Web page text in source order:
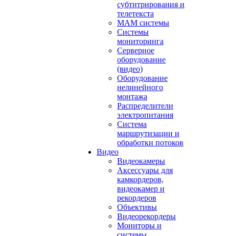
субтитрирования и
телетекста
MAM системы
Системы
мониторинга
Серверное
оборудование
(видео)
Оборудование
нелинейного
монтажа
Распределители
электропитания
Система
маршрутизации и
обработки потоков
Видео
Видеокамеры
Аксессуары для
камкордеров,
видеокамер и
рекордеров
Объективы
Видеорекордеры
Мониторы и